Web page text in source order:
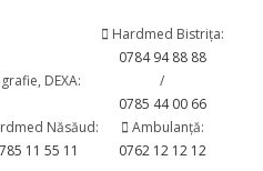
DEXA:
Hardmed Bistrița:
0784 94 88 88
/
0785 44 00 66
Năsăud:
11 55 11
Ambulanță:
0762 12 12 12